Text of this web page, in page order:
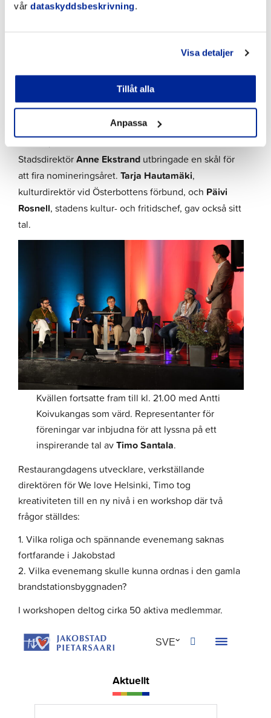
vår dataskyddsbeskrivning.
Visa detaljer
Tillåt alla
Anpassa
Första evenemang – Nominering 8.5.2024
Det första kulturpärla-evenemanget lanserades med
en festlig nomineringsceremoni för årets Kulturpärlä
den 8 maj kl. 18.00.Antti Koivukangasvar värd för
evenemanget som öppnades av
Felix Schartner
StadsdirektörAnne Ekstrand utbringade en skål för
att fira nomineringsåret.Tarja Hautamäki,
kulturdirektör vid Österbottens förbund, och Päivi
Rosnell, stadens kultur- och fritidschef, gav också sitt
tal.
Kvällen fortsatte fram till kl. 21.00 med Antti
Koivukangas som värd. Representanter för
föreningar var inbjudna för att lyssna på ett
inspirerande tal avTimo Santala.
Restaurangdagens utvecklare, verkställande
direktören för We love Helsinki, Timo tog
kreativiteten till en ny nivå i en workshop där två
frågor ställdes:
1. Vilka roliga och spännande evenemang saknas
fortfarande i Jakobstad
2. Vilka evenemang skulle kunna ordnas i den gamla
brandstationsbyggnaden?
I workshopen deltog cirka 50 aktiva medlemmar.